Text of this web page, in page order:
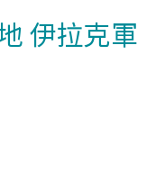
伊拉克軍